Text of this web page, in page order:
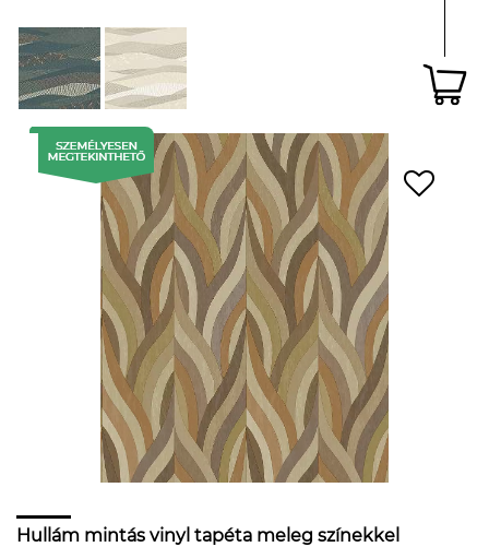
Hullám mintás vinyl tapéta meleg színekkel